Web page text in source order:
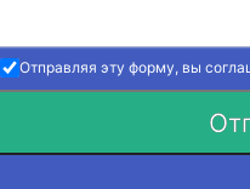
Отправляя эту форму, вы